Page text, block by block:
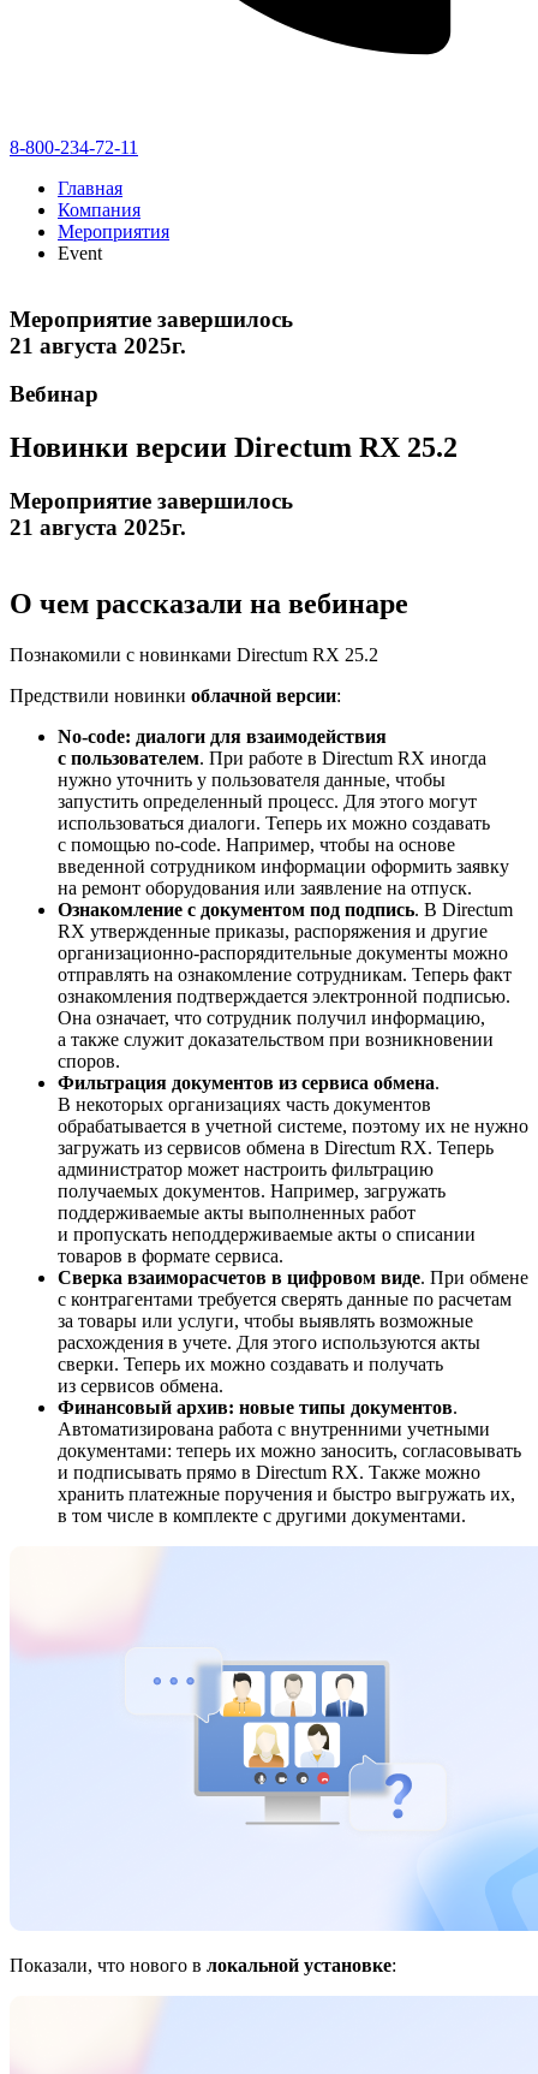
8-800-234-72-11
Главная
Компания
Мероприятия
Event
Мероприятие завершилось
21 августа 2025г.
Вебинар
Новинки версии Directum RX 25.2
Мероприятие завершилось
21 августа 2025г.
О чем рассказали на вебинаре
Познакомили с новинками Directum RX 25.2
Предствили новинки облачной версии:
No-code: диалоги для взаимодействия
с пользователем. При работе в Directum RX иногда
нужно уточнить у пользователя данные, чтобы
запустить определенный процесс. Для этого могут
использоваться диалоги. Теперь их можно создавать
с помощью no-code. Например, чтобы на основе
введенной сотрудником информации оформить заявку
на ремонт оборудования или заявление на отпуск.
Ознакомление с документом под подпись. В Directum
RX утвержденные приказы, распоряжения и другие
организационно-распорядительные документы можно
отправлять на ознакомление сотрудникам. Теперь факт
ознакомления подтверждается электронной подписью.
Она означает, что сотрудник получил информацию,
а также служит доказательством при возникновении
споров.
Фильтрация документов из сервиса обмена.
В некоторых организациях часть документов
обрабатывается в учетной системе, поэтому их не нужно
загружать из сервисов обмена в Directum RX. Теперь
администратор может настроить фильтрацию
получаемых документов. Например, загружать
поддерживаемые акты выполненных работ
и пропускать неподдерживаемые акты о списании
товаров в формате сервиса.
Сверка взаиморасчетов в цифровом виде. При обмене
с контрагентами требуется сверять данные по расчетам
за товары или услуги, чтобы выявлять возможные
расхождения в учете. Для этого используются акты
сверки. Теперь их можно создавать и получать
из сервисов обмена.
Финансовый архив: новые типы документов.
Автоматизирована работа с внутренними учетными
документами: теперь их можно заносить, согласовывать
и подписывать прямо в Directum RX. Также можно
хранить платежные поручения и быстро выгружать их,
в том числе в комплекте с другими документами.
Показали, что нового в локальной установке: